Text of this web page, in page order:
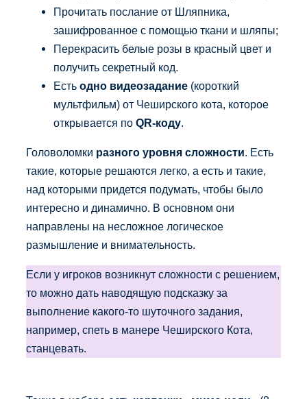
Прочитать послание от Шляпника,
зашифрованное с помощью ткани и шляпы;
Перекрасить белые розы в красный цвет и
получить секретный код.
Есть одно видеозадание (короткий
мультфильм) от Чеширского кота, которое
открывается по QR-коду.
Головоломки разного уровня сложности. Есть
такие, которые решаются легко, а есть и такие,
над которыми придется подумать, чтобы было
интересно и динамично. В основном они
направлены на несложное логическое
размышление и внимательность.
Если у игроков возникнут сложности с решением,
то можно дать наводящую подсказку за
выполнение какого-то шуточного задания,
например, спеть в манере Чеширского Кота,
станцевать.